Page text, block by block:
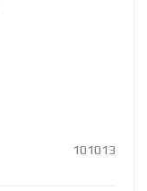
101013